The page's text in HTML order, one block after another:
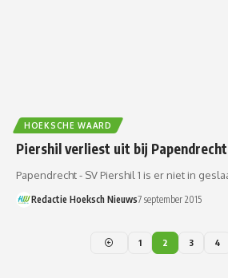
HOEKSCHE WAARD
Piershil verliest uit bij Papendrecht
Papendrecht - SV Piershil 1 is er niet in
Redactie Hoeksch Nieuws7 september 2015
1 2 3 4